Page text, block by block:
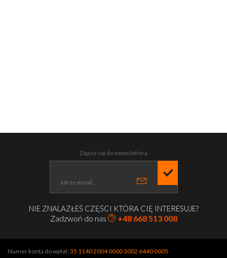
Zapisz się do newslettera
NIE ZNALAZŁEŚ CZĘŚCI KTÓRA CIĘ INTERESUJE?
Zadzwoń do nas +48 668 513 008
Numer konta do wpłat: 35 1140 2004 0000 3002 6440 0005